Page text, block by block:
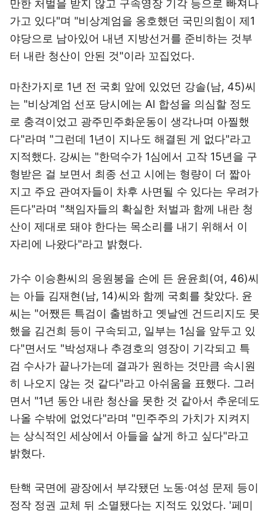
만한 처벌을 받지 않고 구속영장 기각 등으로 빠져나
가고 있다"며 "비상계엄을 옹호했던 국민의힘이 제1
야당으로 남아있어 내년 지방선거를 준비하는 것부
터 내란 청산이 안된 것"이라 꼬집었다.
마찬가지로 1년 전 국회 앞에 있었던 강솔(남, 45)씨
는 "비상계엄 선포 당시에는 AI 합성을 의심할 정도
로 충격이었고 광주민주화운동이 생각나며 아찔했
다"라며 "그런데 1년이 지나도 해결된 게 없다"라고
지적했다. 강씨는 "한덕수가 1심에서 고작 15년을 구
형받은 걸 보면서 최종 선고 시에는 형량이 더 짧아
지고 주요 관여자들이 차후 사면될 수 있다는 우려가
든다"라며 "책임자들의 확실한 처벌과 함께 내란 청
산이 제대로 돼야 한다는 목소리를 내기 위해서 이
자리에 나왔다"라고 밝혔다.
가수 이승환씨의 응원봉을 손에 든 윤윤희(여, 46)씨
는 아들 김재현(남, 14)씨와 함께 국회를 찾았다. 윤
씨는 "어쨌든 특검이 출범하고 옛날엔 건드리지도 못
했을 김건희 등이 구속되고, 일부는 1심을 앞두고 있
다"면서도 "박성재나 추경호의 영장이 기각되고 특
검 수사가 끝나가는데 결과가 원하는 것만큼 속시원
히 나오지 않는 것 같다"라고 아쉬움을 표했다. 그러
면서 "1년 동안 내란 청산을 못한 것 같아서 추운데도
나올 수밖에 없었다"라며 "민주주의 가치가 지켜지
는 상식적인 세상에서 아들을 살게 하고 싶다"라고
밝혔다.
탄핵 국면에 광장에서 부각됐던 노동·여성 문제 등이
정작 정권 교체 뒤 소멸됐다는 지적도 있었다. '페미